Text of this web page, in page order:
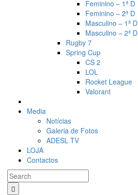
Feminino – 1ª D
Feminino – 2ª D
Masculino – 1ª D
Masculino – 2ª D
Rugby 7
Spring Cup
CS 2
LOL
Rocket League
Valorant
Media
Notícias
Galeria de Fotos
ADESL TV
LOJA
Contactos